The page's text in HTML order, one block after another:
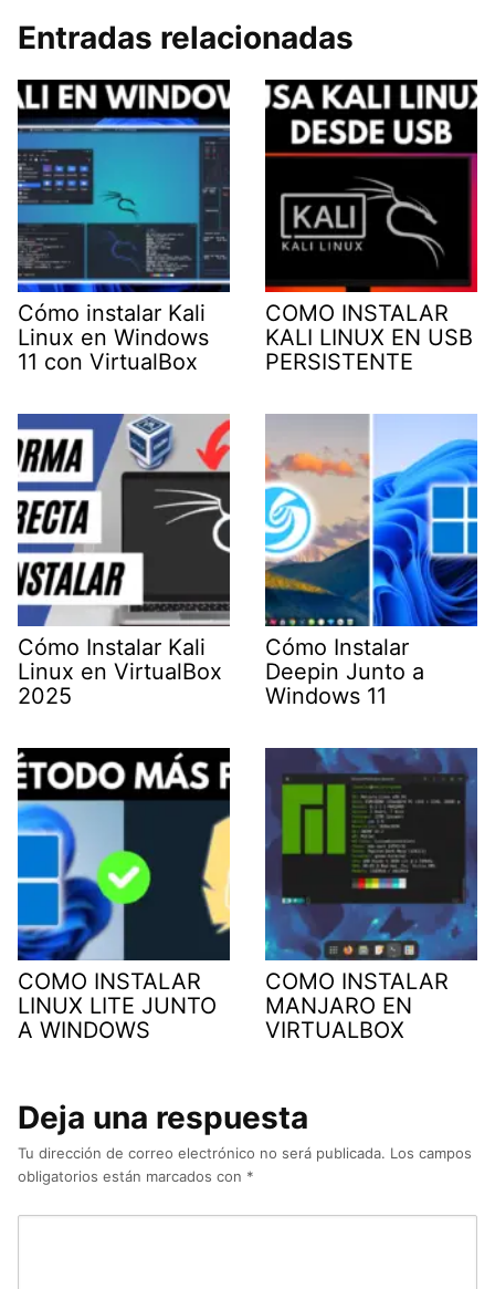
Entradas relacionadas
Cómo instalar Kali
Linux en Windows
11 con VirtualBox
COMO INSTALAR
KALI LINUX EN USB
PERSISTENTE
Cómo Instalar Kali
Linux en VirtualBox
2025
Cómo Instalar
Deepin Junto a
Windows 11
COMO INSTALAR
LINUX LITE JUNTO
A WINDOWS
COMO INSTALAR
MANJARO EN
VIRTUALBOX
Deja una respuesta
Tu dirección de correo electrónico no será publicada. Los campos
obligatorios están marcados con *